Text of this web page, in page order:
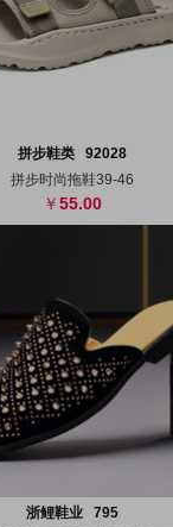
代发
拼步鞋类 92028
拼步时尚拖鞋39-46
55.00
代发
浙鲤鞋业 795